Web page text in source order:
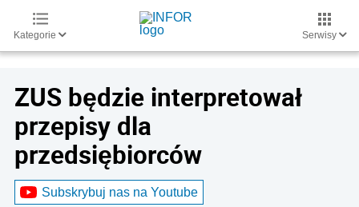
Kategorie Serwisy
ZUS będzie interpretował
przepisy dla
przedsiębiorców
Subskrybuj nas na Youtube